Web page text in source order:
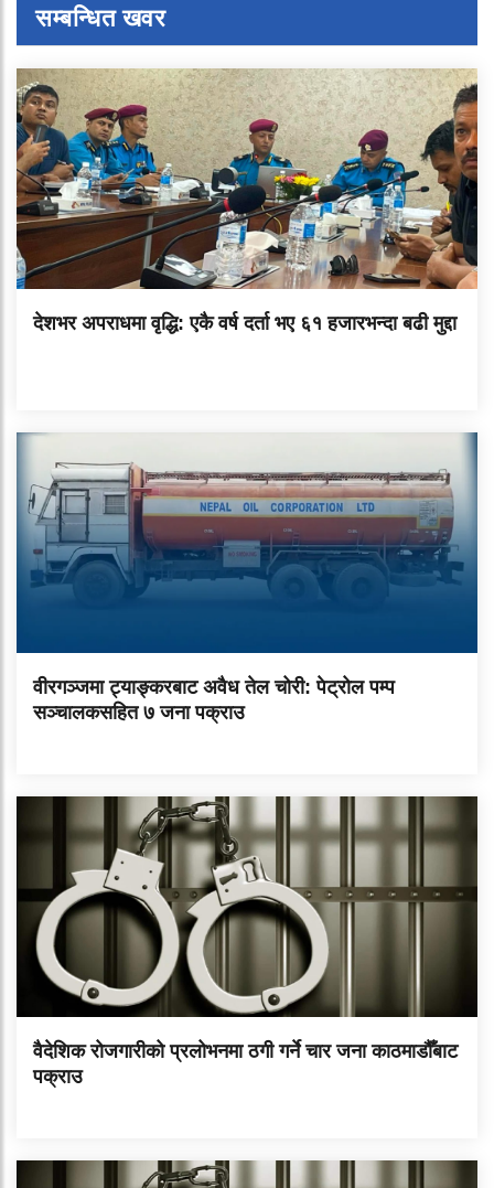
सम्बन्धित खवर
देशभर अपराधमा वृद्धि: एकै वर्ष दर्ता भए ६१ हजारभन्दा बढी मुद्दा
वीरगञ्जमा ट्याङ्करबाट अवैध तेल चोरी: पेट्रोल पम्प
सञ्चालकसहित ७ जना पक्राउ
वैदेशिक रोजगारीको प्रलोभनमा ठगी गर्ने चार जना काठमाडौँबाट
पक्राउ